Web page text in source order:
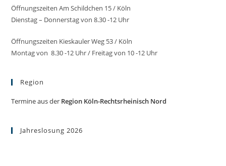
Öffnungszeiten Am Schildchen 15 / Köln
Dienstag – Donnerstag von 8.30 -12 Uhr
Öffnungszeiten Kieskauler Weg 53 / Köln
Montag von 8.30 -12 Uhr / Freitag von 10 -12 Uhr
Region
Termine aus der Region Köln-Rechtsrheinisch Nord
Jahreslosung 2026